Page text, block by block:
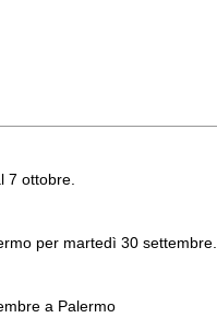
7 ottobre.
per martedì 30 settembre.
a Palermo